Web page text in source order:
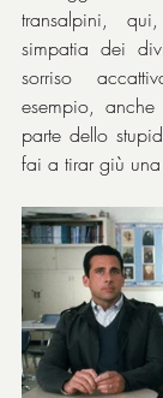
transalpini,
simpatia dei
sorriso
esempio, anche
parte dello
fai a tirar giù